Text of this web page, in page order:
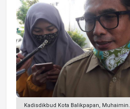
Kadisdikbud Kota Balikpapan, Muhaimin.